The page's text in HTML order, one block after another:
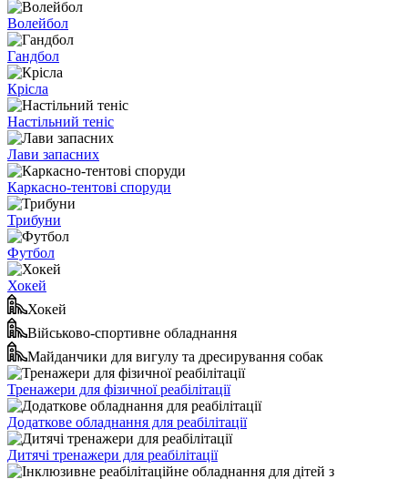
Волейбол
Гандбол
Крісла
Настільний теніс
Лави запасних
Каркасно-тентові споруди
Трибуни
Футбол
Хокей
Хокей
Військово-спортивне обладнання
Майданчики для вигулу та дресирування собак
Тренажери для фізичної реабілітації
Додаткове обладнання для реабілітації
Дитячі тренажери для реабілітації